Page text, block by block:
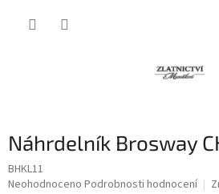
Náhrdelník Brosway
BHKL11
Průměrné
Neohodnoceno Podrobnosti hodnocení